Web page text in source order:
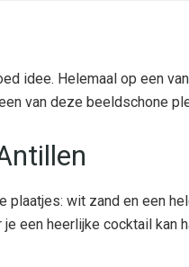
idee. Helemaal op een
van deze beeldschone
plaatjes: wit zand en een
een heerlijke cocktail kan